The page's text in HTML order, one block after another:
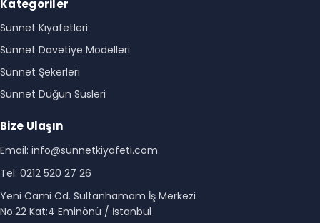
Kategoriler
Sünnet Kıyafetleri
Sünnet Davetiye Modelleri
Sünnet Şekerleri
Sünnet Düğün Süsleri
Bize Ulaşın
Email: info@sunnetkiyafeti.com
Tel: 0212 520 27 26
Yeni Cami Cd. Sultanhamam İş Merkezi
No:22 Kat:4 Eminönü / İstanbul